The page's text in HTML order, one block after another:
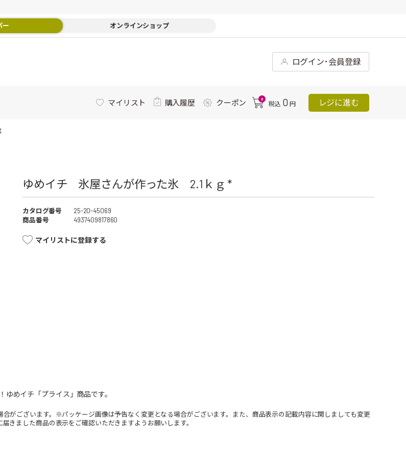
ー オンラインショップ
ログイン･会員登録
マイリスト 購入履歴 クーポン 0
税込 0 円 レジに進む
ゆめイチ 氷屋さんが作った氷 2.1ｋｇ *
カタログ番号
25-20-45069
商品番号
4937409817860
マイリストに登録する
めイチ「プライス」商品です。
がございます。※パッケージ画像は予告なく変更となる場合がございます。また、商品表示の記載内容に関しましても変更
きました商品の表示をご確認いただきますようお願いします。